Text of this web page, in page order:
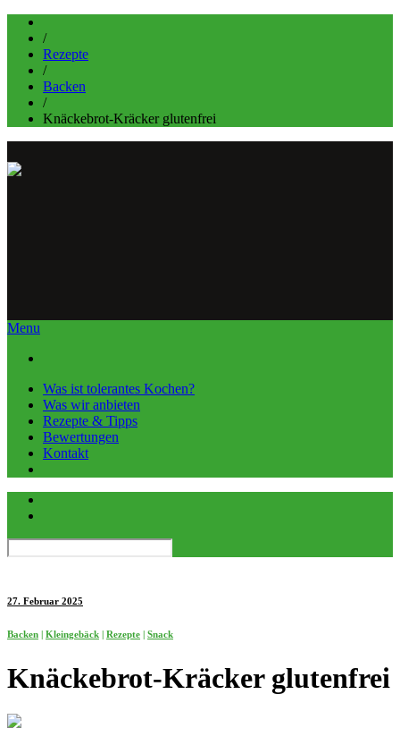
/
Rezepte
/
Backen
/
Knäckebrot-Kräcker glutenfrei
Menu
Was ist tolerantes Kochen?
Was wir anbieten
Rezepte & Tipps
Bewertungen
Kontakt
27. Februar 2025
Backen | Kleingebäck | Rezepte | Snack
Knäckebrot-Kräcker glutenfrei